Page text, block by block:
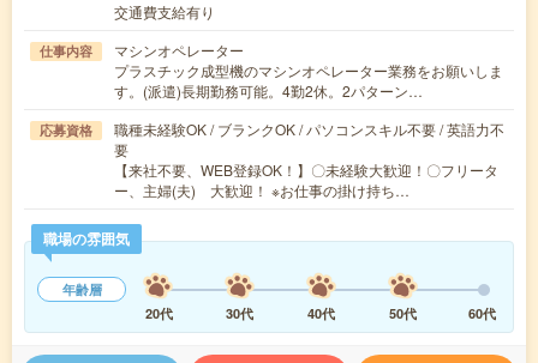
交通費支給有り
仕事内容
マシンオペレーター
プラスチック成型機のマシンオペレーター業務をお願いしま
す。(派遣)長期勤務可能。4勤2休。2パターン…
応募資格
職種未経験OK / ブランクOK / パソコンスキル不要 / 英語力不
要
【来社不要、WEB登録OK！】〇未経験大歓迎！〇フリータ
ー、主婦(夫) 大歓迎！ ※お仕事の掛け持ち…
職場の雰囲気
年齢層
20代
30代 40代 50代 60代